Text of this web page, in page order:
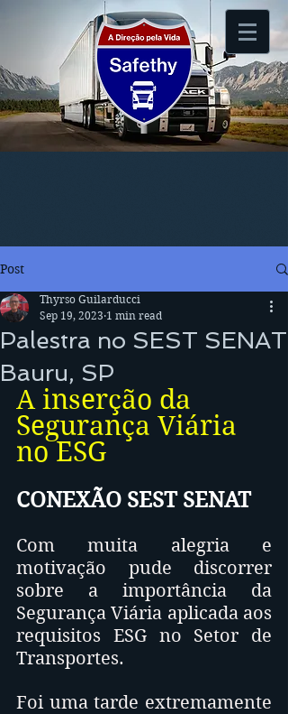
Post
Palestra no SEST SENAT
Bauru, SP
Thyrso Guilarducci
Sep 19, 2023 1 min read
A inserção da
Segurança Viária
no ESG
CONEXÃO SEST SENAT
Com muita alegria e
motivação pude discorrer
sobre a importância da
Segurança Viária aplicada aos
requisitos ESG no Setor de
Transportes.
Foi uma tarde extremamente